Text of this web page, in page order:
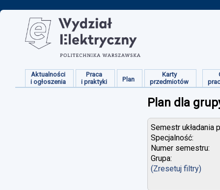
Aktualności
i ogłoszenia
Praca
i praktyki
Plan
Karty
przedmiotów
Plan dla
Semestr układania
Specjalność:
Numer semestru:
Grupa:
(Zresetuj filtry)